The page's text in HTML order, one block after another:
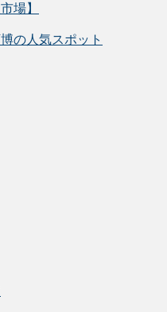
場】
の人気スポット